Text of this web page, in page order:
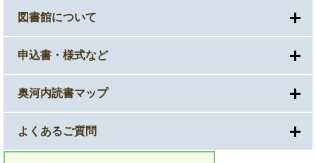
図書館について
申込書・様式など
奥河内読書マップ
よくあるご質問